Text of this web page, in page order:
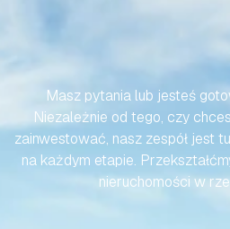
Masz pytania lub jesteś
Niezależnie od tego, czy
zainwestować, nasz zespół jest
na każdym etapie.
nieruchomości w